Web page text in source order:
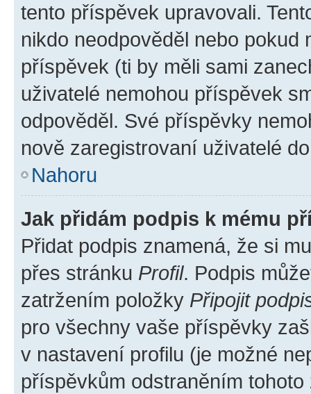
tento příspěvek upravovali.
nikdo neodpověděl nebo pokud
příspěvek (ti by měli sami
uživatelé nemohou příspěvek
odpověděl. Své příspěvky
nově zaregistrovaní uživatelé
Nahoru
Jak přidám podpis k mému
Přidat podpis znamená, že si
přes stránku Profil. Podpis
zatržením položky Připojit
pro všechny vaše příspěvky
v nastavení profilu (je možné
příspěvkům odstraněním